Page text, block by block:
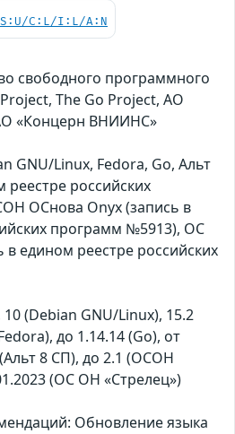
S:U/C:L/I:L/A:N
свободного программного
The Go Project, АО
«Концерн ВНИИНС»
GNU/Linux, Fedora, Go, Альт
российских
ОСнова Оnyx (запись в
программ №5913), ОС
в едином реестре российских
10 (Debian GNU/Linux), 15.2
до 1.14.14 (Go), от
8 СП), до 2.1 (ОСОН
(ОС ОН «Стрелец»)
Обновление языка